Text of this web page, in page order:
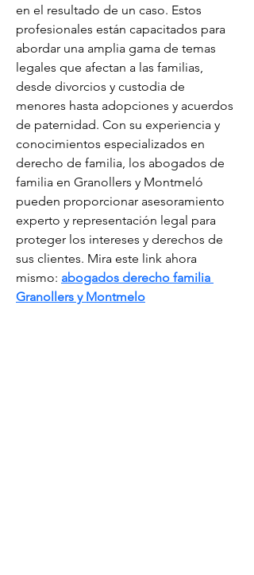
en el resultado de un caso. Estos
profesionales están capacitados para
abordar una amplia gama de temas
legales que afectan a las familias,
desde divorcios y custodia de
menores hasta adopciones y acuerdos
de paternidad. Con su experiencia y
conocimientos especializados en
derecho de familia, los abogados de
familia en Granollers y Montmeló
pueden proporcionar asesoramiento
experto y representación legal para
proteger los intereses y derechos de
sus clientes. Mira este link ahora
mismo: abogados derecho familia
Granollers y Montmelo